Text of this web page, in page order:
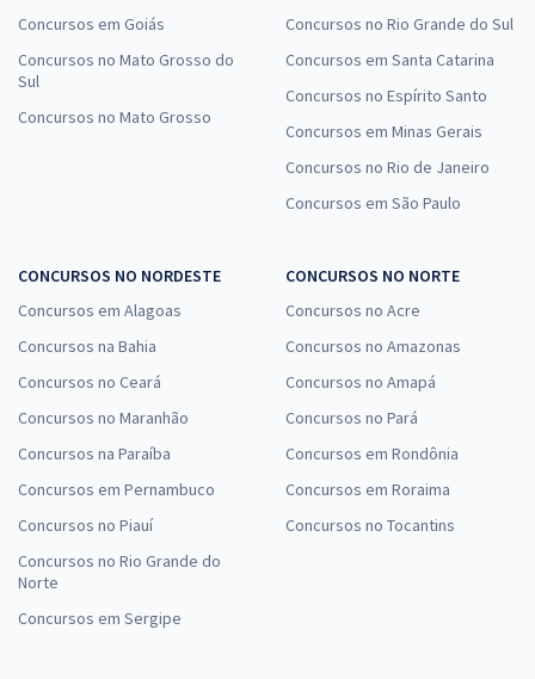
Concursos em Goiás
Concursos no Mato Grosso do
Sul
Concursos no Mato Grosso
Concursos no Rio Grande do Sul
Concursos em Santa Catarina
Concursos no Espírito Santo
Concursos em Minas Gerais
Concursos no Rio de Janeiro
Concursos em São Paulo
CONCURSOS NO NORDESTE
Concursos em Alagoas
Concursos na Bahia
Concursos no Ceará
Concursos no Maranhão
Concursos na Paraíba
Concursos em Pernambuco
Concursos no Piauí
Concursos no Rio Grande do
Norte
Concursos em Sergipe
CONCURSOS NO NORTE
Concursos no Acre
Concursos no Amazonas
Concursos no Amapá
Concursos no Pará
Concursos em Rondônia
Concursos em Roraima
Concursos no Tocantins